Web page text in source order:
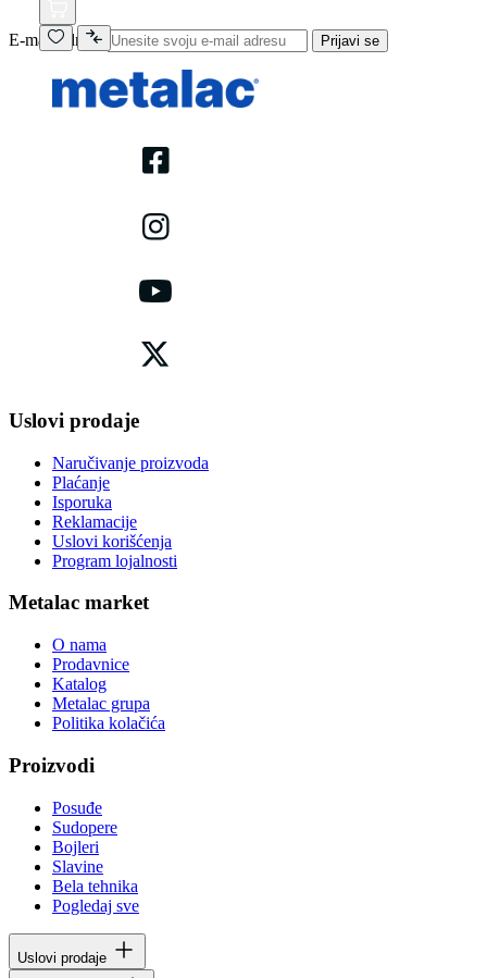
E-mail adresa Prijavi se
Uslovi prodaje
Naručivanje proizvoda
Plaćanje
Isporuka
Reklamacije
Uslovi korišćenja
Program lojalnosti
Metalac market
O nama
Prodavnice
Katalog
Metalac grupa
Politika kolačića
Proizvodi
Posuđe
Sudopere
Bojleri
Slavine
Bela tehnika
Pogledaj sve
Uslovi prodaje